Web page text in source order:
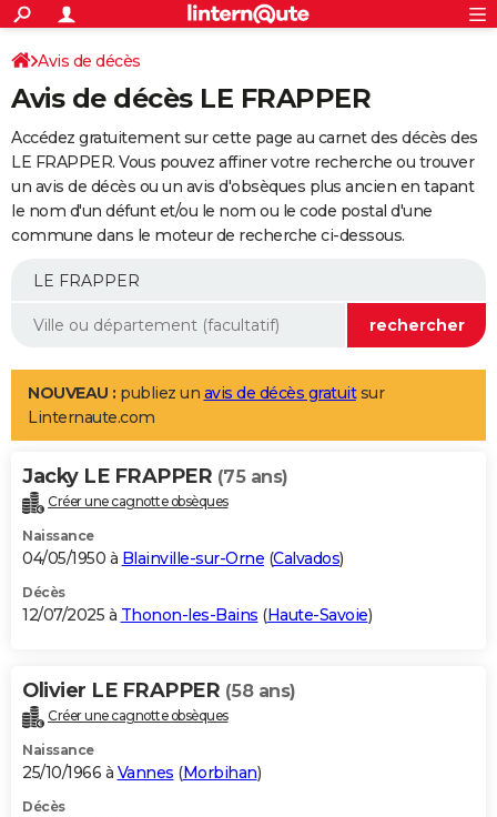
ACTUALITÉS
Politique
Société
Faits Divers
Education
Monde
Villes
+
SPORT
Coupe du monde 2026
Football
Tennis
Cyclisme
Rugby
Forum
Programme TV
TNTStreaming
Cinéma
Sorties cinéma
Musique
+FINANCE
Impôts
Immobilier
Risques naturels par ville
Banque
Assurance
Crédit
AUTO
Essais
Réserver un essai
Citadines
Berlines
SUV
Forum auto
+
Mobiles
Meilleur smartphone
Internet
Ordinateurs
Jeux vidéo
Guide high-tech
Aménagement intérieur
LIFESTYLE
Art de vivre
Bien-être
Loisirs
Mode
Modes de vie
Alimentation
Guide de la santé
Maladies
Médicaments
Sommeil
VOYAGE
Destinations
City break
Voyage nature
Voyage de noces
Forum
Climat
+PHOTO
GUIDES D'ACHAT
BONS PLANS
Carte de Noël
Carte Bonne année
Carte Saint-Valentin
Carte Pâques
Carte d'anniversaire
DICTIONNAIRE
Dictionnaire
Biographies
Citations
Expressions
Proverbes
PROGRAMME TV
Avis de décès
Avis de décès LE FRAPPER
Accédez gratuitement sur cette page au carnet des décès des
LE FRAPPER. Vous pouvez affiner votre recherche ou trouver
un avis de décès ou un avis d'obsèques plus ancien en tapant
le nom d'un défunt et/ou le nom ou le code postal d'une
commune dans le moteur de recherche ci-dessous.
NOUVEAU : publiez un avis de décès gratuitsur
Linternaute.com
Jacky LE FRAPPER (75 ans)
Créer une cagnotte obsèques
Naissance
04/05/1950 à Blainville-sur-Orne (Calvados)
Décès
12/07/2025 à Thonon-les-Bains (Haute-Savoie)
Olivier LE FRAPPER (58 ans)
Créer une cagnotte obsèques
Naissance
25/10/1966 à Vannes (Morbihan)
Décès